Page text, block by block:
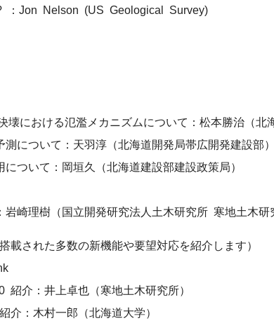
Jon Nelson (US Geological Survey)
おける氾濫メカニズムについて：松本勝治（北
ついて：天羽淳（北海道開発局帯広開発建設部）
いて：岡垣久（北海道建設部建設政策局）
理樹（国立開発研究法人土木研究所 寒地土木研
された多数の新機能や要望対応を紹介します）
介：井上卓也（寒地土木研究所）
：木村一郎（北海道大学）